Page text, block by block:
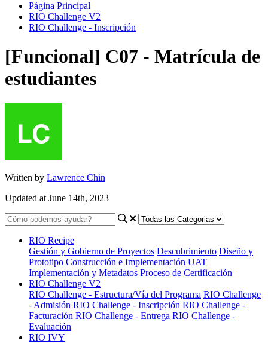
Página Principal
RIO Challenge V2
RIO Challenge - Inscripción
[Funcional] C07 - Matrícula de
estudiantes
Written by Lawrence Chin
Updated at June 14th, 2023
RIO Recipe
Gestión y Gobierno de Proyectos Descubrimiento Diseño y
Prototipo Construcción e Implementación UAT
Implementación y Metadatos Proceso de Certificación
RIO Challenge V2
RIO Challenge - Estructura/Vía del Programa RIO Challenge
- Admisión RIO Challenge - Inscripción RIO Challenge -
Facturación RIO Challenge - Entrega RIO Challenge -
Evaluación
RIO IVY